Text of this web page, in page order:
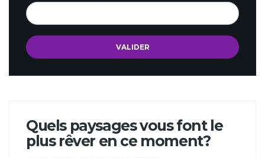
Quels paysages vous font le
plus rêver en ce moment?